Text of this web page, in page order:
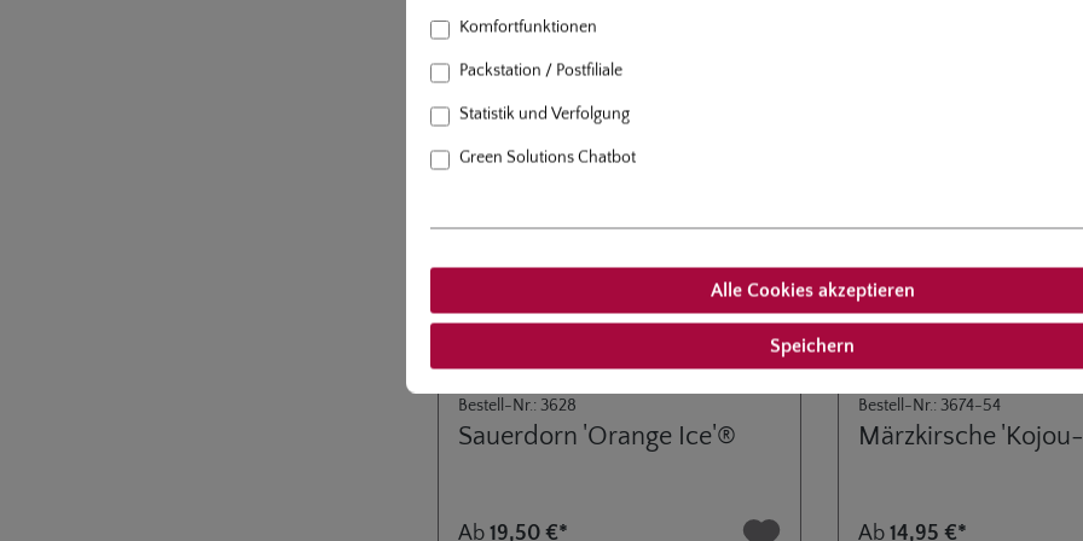
Bestell-Nr.: 3628
Sauerdorn 'Orange Ice'®
Ab 19,50 €*
Bestell-Nr.: 3674-54
Märzkirsche
Ab 14,95 €*
Komfortfunktionen
Packstation / Postfiliale
Statistik und Verfolgung
Green Solutions Chatbot
Alle Cookies akzeptieren
Speichern